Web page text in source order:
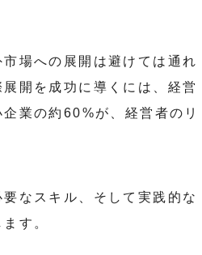
場への展開は避けては通れ
開を成功に導くには、経営
業の約60%が、経営者のリ
なスキル、そして実践的な
す。